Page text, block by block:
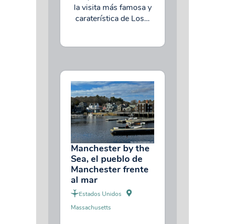
la visita más famosa y
caraterística de Los…
Manchester by the
Sea, el pueblo de
Manchester frente
al mar
Estados Unidos
Massachusetts